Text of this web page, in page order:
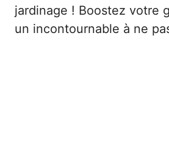
jardinage ! Boostez votre
un incontournable à ne